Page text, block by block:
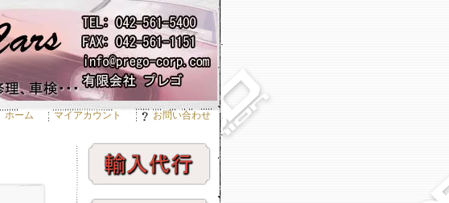
ホーム マイアカウント お問い合わせ